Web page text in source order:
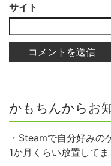
サイト
かもちんからお
・Steamで自分好みの
1か月くらい放置してま